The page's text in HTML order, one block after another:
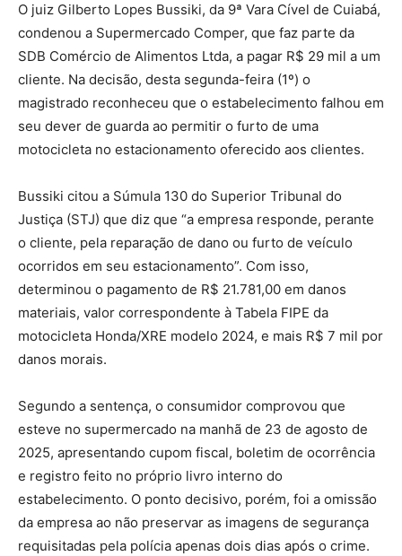
O juiz Gilberto Lopes Bussiki, da 9ª Vara Cível de Cuiabá,
condenou a Supermercado Comper, que faz parte da
SDB Comércio de Alimentos Ltda, a pagar R$ 29 mil a um
cliente. Na decisão, desta segunda-feira (1º) o
magistrado reconheceu que o estabelecimento falhou em
seu dever de guarda ao permitir o furto de uma
motocicleta no estacionamento oferecido aos clientes.
Bussiki citou a Súmula 130 do Superior Tribunal do
Justiça (STJ) que diz que “a empresa responde, perante
o cliente, pela reparação de dano ou furto de veículo
ocorridos em seu estacionamento”. Com isso,
determinou o pagamento de R$ 21.781,00 em danos
materiais, valor correspondente à Tabela FIPE da
motocicleta Honda/XRE modelo 2024, e mais R$ 7 mil por
danos morais.
Segundo a sentença, o consumidor comprovou que
esteve no supermercado na manhã de 23 de agosto de
2025, apresentando cupom fiscal, boletim de ocorrência
e registro feito no próprio livro interno do
estabelecimento. O ponto decisivo, porém, foi a omissão
da empresa ao não preservar as imagens de segurança
requisitadas pela polícia apenas dois dias após o crime.